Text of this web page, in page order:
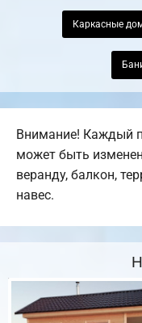
Каркасные
Внимание! Каждый
может быть
веранду, балкон,
навес.